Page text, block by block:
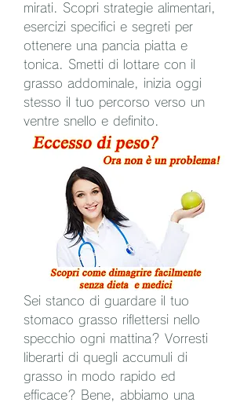
mirati. Scopri strategie alimentari,
esercizi specifici e segreti per
ottenere una pancia piatta e
tonica. Smetti di lottare con il
grasso addominale, inizia oggi
stesso il tuo percorso verso un
ventre snello e definito.
Sei stanco di guardare il tuo
stomaco grasso riflettersi nello
specchio ogni mattina? Vorresti
liberarti di quegli accumuli di
grasso in modo rapido ed
efficace? Bene, abbiamo una